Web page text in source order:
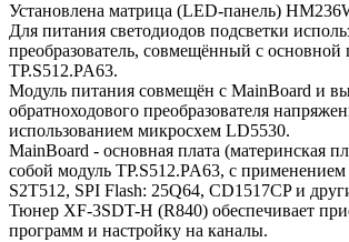
Установлена матрица (LED-панель)
Для питания светодиодов подсветки
преобразователь, совмещённый с основной
TP.S512.PA63.
Модуль питания совмещён с MainBoard и
обратноходового преобразователя
использованием микросхем LD5530.
MainBoard - основная плата (материнская
собой модуль TP.S512.PA63, с
S2T512, SPI Flash: 25Q64, CD1517CP и
Тюнер XF-3SDT-H (R840) обеспечивает
программ и настройку на каналы.